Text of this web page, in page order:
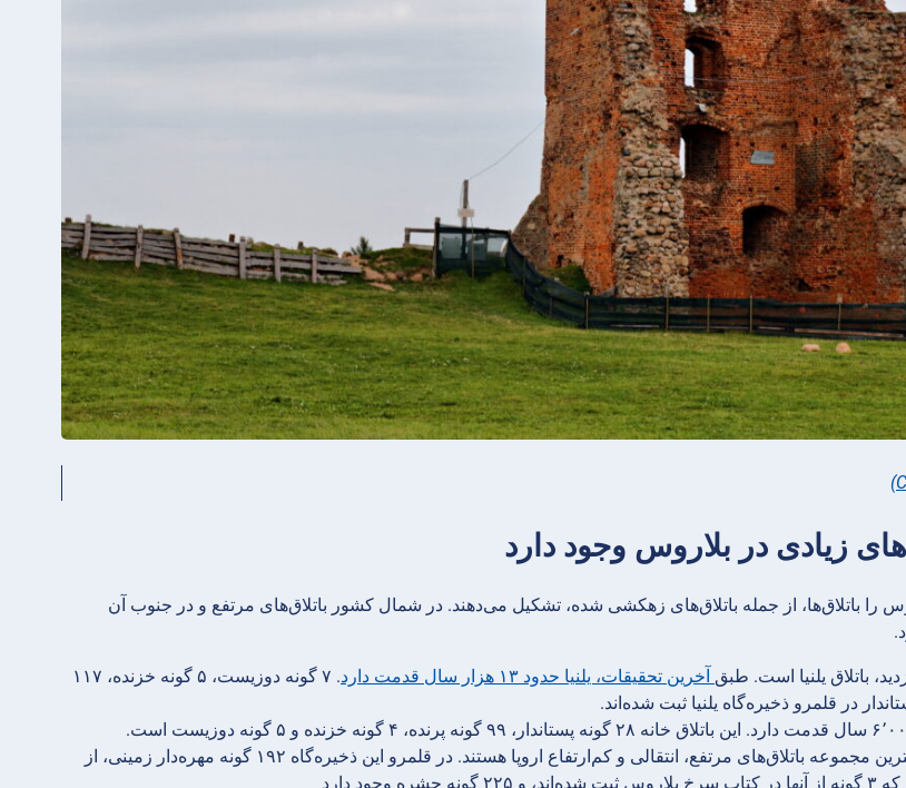
بلاروس را باتلاق‌ها، از جمله باتلاق‌های زهکشی شده، تشکیل می‌دهند. در شمال کشور باتلاق‌های مرتفع و در جنوب آن
باتلاق یلنیا است. طبق آخرین تحقیقات، یلنیا حدود ۱۳ هزار سال قدمت دارد
. ۷ گونه دوزیست، ۵ گونه خزنده، ۱۱۷
باتلاق‌های اولمان بزرگترین مجموعه باتلاق‌های مرتفع، انتقالی و کم‌ارتفاع اروپا هستند. در قلمرو این ذخیره‌گاه ۱۹۲ گونه مهره‌دار زمینی، از